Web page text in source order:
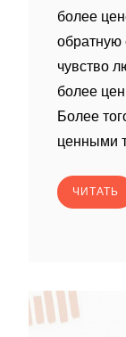
более
обратную
чувство
более
Более
ценными
ЧИТАТЬ